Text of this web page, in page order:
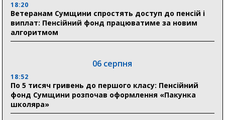
18:20
Ветеранам Сумщини спростять доступ до пенсій і
виплат: Пенсійний фонд працюватиме за новим
алгоритмом
06 серпня
18:52
По 5 тисяч гривень до першого класу: Пенсійний
фонд Сумщини розпочав оформлення «Пакунка
школяра»